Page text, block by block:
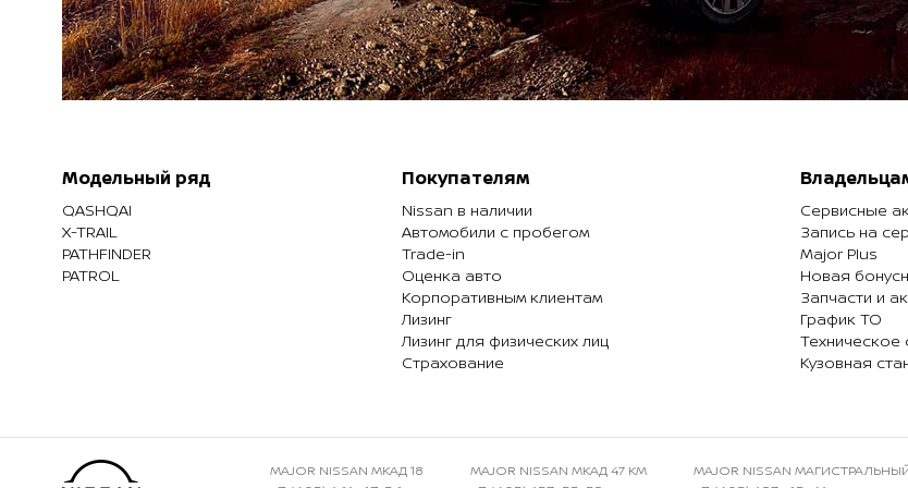
Модельный ряд
QASHQAI
X-TRAIL
PATHFINDER
PATROL
Покупателям
Nissan в наличии
Автомобили с пробегом
Trade-in
Оценка авто
Корпоративным клиентам
Лизинг
Лизинг для физических лиц
Страхование
Сервисные
Запись на
Major Plus
Новая
Запчасти и
График ТО
Техническое
Кузовная
MAJOR NISSAN МКАД 18 MAJOR NISSAN МКАД 47 КМ MAJOR NISSAN